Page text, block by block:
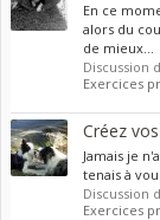
En ce
alors du
de mieux...
Discussion
Exercices
Créez
Jamais je
tenais à
Discussion
Exercices